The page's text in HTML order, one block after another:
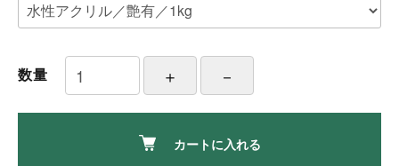
数量
カートに入れる